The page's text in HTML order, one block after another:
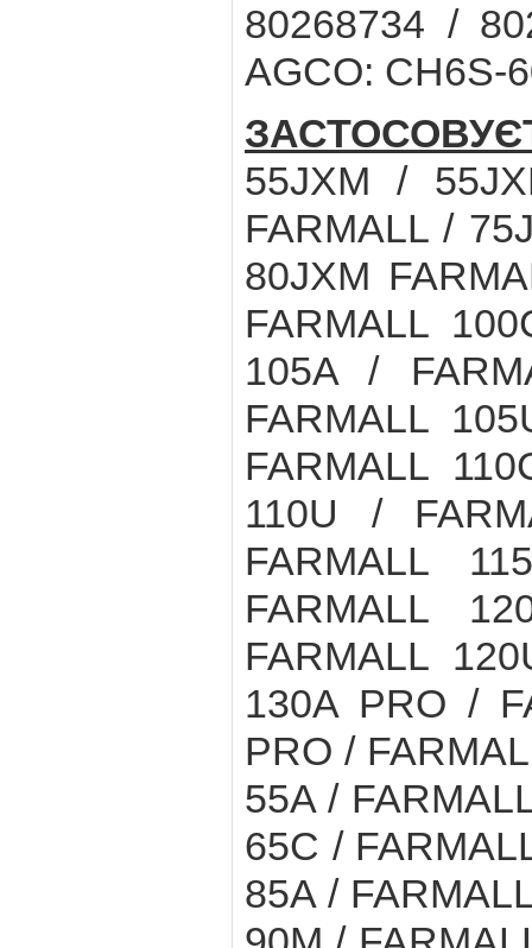
80268734 /
AGCO: CH6S-
55JXM /
FARMALL /
80JXM
FARMALL
105A /
FARMALL
FARMALL
110U /
FARMALL
FARMALL
FARMALL
130A PRO /
PRO /
55A /
65C /
85A /